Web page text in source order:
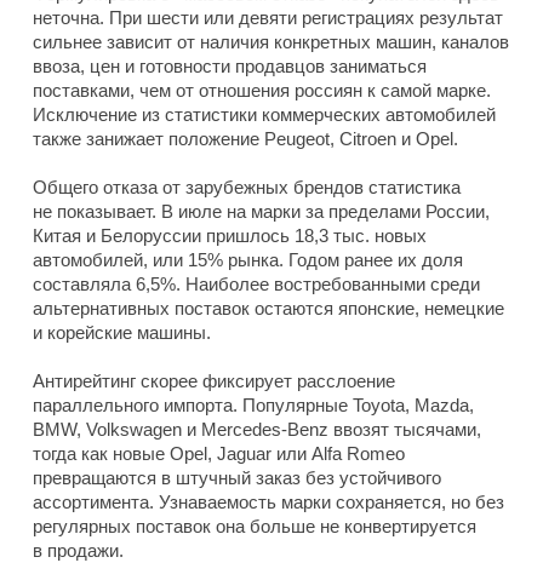
неточна. При шести или девяти регистрациях результат
сильнее зависит от наличия конкретных машин, каналов
ввоза, цен и готовности продавцов заниматься
поставками, чем от отношения россиян к самой марке.
Исключение из статистики коммерческих автомобилей
также занижает положение Peugeot, Citroen и Opel.
Общего отказа от зарубежных брендов статистика
не показывает. В июле на марки за пределами России,
Китая и Белоруссии пришлось 18,3 тыс. новых
автомобилей, или 15% рынка. Годом ранее их доля
составляла 6,5%. Наиболее востребованными среди
альтернативных поставок остаются японские, немецкие
и корейские машины.
Антирейтинг скорее фиксирует расслоение
параллельного импорта. Популярные Toyota, Mazda,
BMW, Volkswagen и Mercedes-Benz ввозят тысячами,
тогда как новые Opel, Jaguar или Alfa Romeo
превращаются в штучный заказ без устойчивого
ассортимента. Узнаваемость марки сохраняется, но без
регулярных поставок она больше не конвертируется
в продажи.